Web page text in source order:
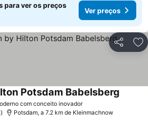
para ver os preços
Ver preços
Partilhar
com conceito inovador
Potsdam Babelsberg
Potsdam, a 7.2 km de Kleinmachnow